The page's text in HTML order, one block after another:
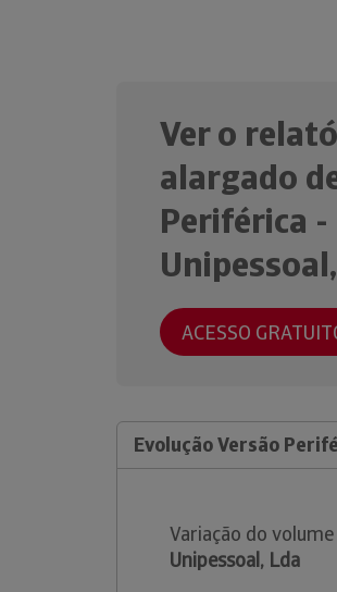
Ver o
alargado
Periférica -
ACESSO
Evolução Versão
Variação do
Unipessoal, Lda